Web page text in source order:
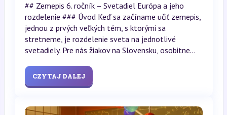
## Zemepis 6. ročník – Svetadiel Európa a jeho
rozdelenie ### Úvod Keď sa začíname učiť zemepis,
jednou z prvých veľkých tém, s ktorými sa
stretneme, je rozdelenie sveta na jednotlivé
svetadiely. Pre nás žiakov na Slovensku, osobitne...
CZYTAJ DALEJ